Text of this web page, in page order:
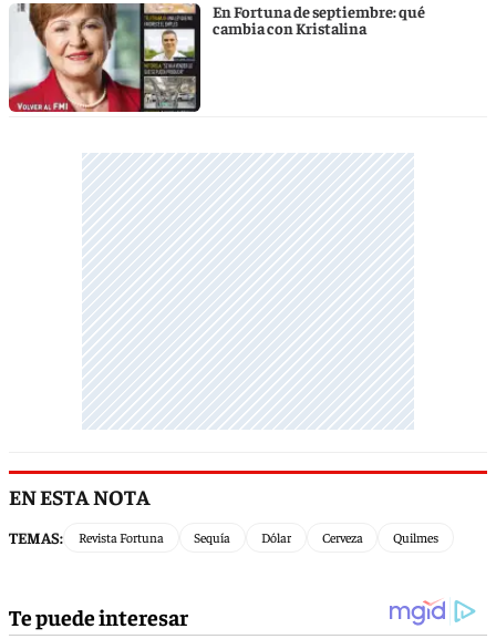
En Fortuna de septiembre: qué
cambia con Kristalina
EN ESTA NOTA
TEMAS: Revista Fortuna Sequía Dólar Cerveza Quilmes